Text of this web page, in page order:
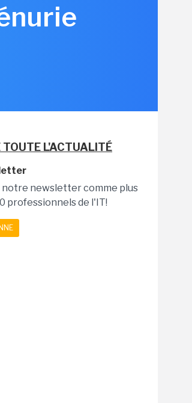
TOUTE L'ACTUALITÉ
notre newsletter comme plus
professionnels de l'IT!